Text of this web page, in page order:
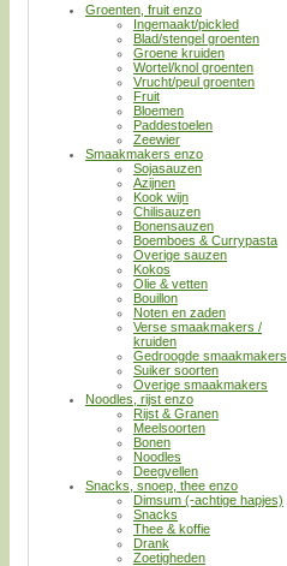
Groenten, fruit enzo
Ingemaakt/pickled
Blad/stengel groenten
Groene kruiden
Wortel/knol groenten
Vrucht/peul groenten
Fruit
Bloemen
Paddestoelen
Zeewier
Smaakmakers enzo
Sojasauzen
Azijnen
Kook wijn
Chilisauzen
Bonensauzen
Boemboes & Currypasta
Overige sauzen
Kokos
Olie & vetten
Bouillon
Noten en zaden
Verse smaakmakers /
kruiden
Gedroogde smaakmakers
Suiker soorten
Overige smaakmakers
Noodles, rijst enzo
Rijst & Granen
Meelsoorten
Bonen
Noodles
Deegvellen
Snacks, snoep, thee enzo
Dimsum (-achtige hapjes)
Snacks
Thee & koffie
Drank
Zoetigheden